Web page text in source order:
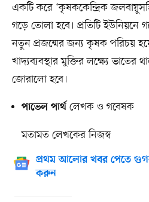
একটি করে ‘কৃষককেন্দ্রিক
গড়ে তোলা হবে। প্রতিটি
নতুন প্রজন্মের জন্য কৃষক পরিচয়
খাদ্যব্যবস্থার মুক্তির লক্ষ্যে ভাতের
জোরালো হবে।
পাভেল পার্থ লেখক ও গবেষক
মতামত লেখকের নিজস্ব
প্রথম আলোর খবর পেতে
করুন